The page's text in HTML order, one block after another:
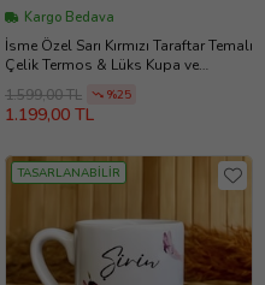
Kargo Bedava
İsme Özel Sarı Kırmızı Taraftar Temalı
Çelik Termos & Lüks Kupa ve
Anahtarlık Hediye Kutusu
1.599,00 TL %25
1.199,00 TL
TASARLANABİLİR